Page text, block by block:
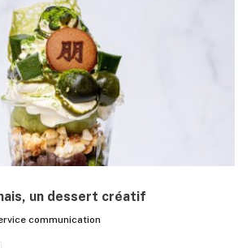
un dessert créatif
communication